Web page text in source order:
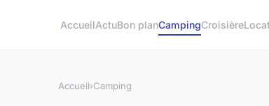
AccueilActuBon planCampingCroisière
Accueil›Camping